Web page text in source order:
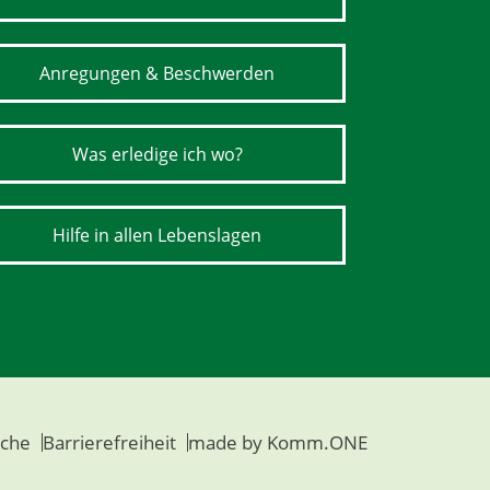
Anregungen & Beschwerden
Was erledige ich wo?
Hilfe in allen Lebenslagen
Barrierefreiheit made by Komm.ONE